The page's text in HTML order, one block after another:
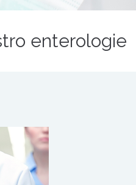
enterologie